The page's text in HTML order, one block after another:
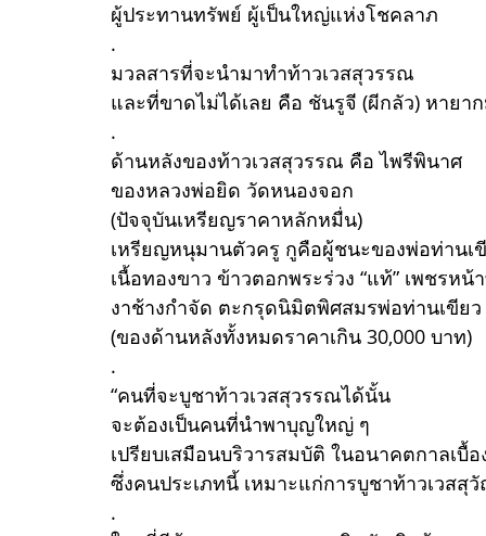
ผู้ประทานทรัพย์ ผู้เป็นใหญ่แห่งโชคลาภ
.
มวลสารที่จะนำมาทำท้าวเวสสุวรรณ
และที่ขาดไม่ได้เลย คือ ชันรูจี (ผีกลัว) หายา
.
ด้านหลังของท้าวเวสสุวรรณ คือ ไพรีพินาศ
ของหลวงพ่อยิด วัดหนองจอก
(ปัจจุบันเหรียญราคาหลักหมื่น)
เหรียญหนุมานตัวครู กูคือผู้ชนะของพ่อท่านเ
เนื้อทองขาว ข้าวตอกพระร่วง “แท้” เพชรหน้
งาช้างกำจัด ตะกรุดนิมิตพิศสมรพ่อท่านเขียว
(ของด้านหลังทั้งหมดราคาเกิน 30,000 บาท)
.
“คนที่จะบูชาท้าวเวสสุวรรณได้นั้น
จะต้องเป็นคนที่นำพาบุญใหญ่ ๆ
เปรียบเสมือนบริวารสมบัติ ในอนาคตกาลเบื้อ
ซึ่งคนประเภทนี้ เหมาะแก่การบูชาท้าวเวสสุ
.